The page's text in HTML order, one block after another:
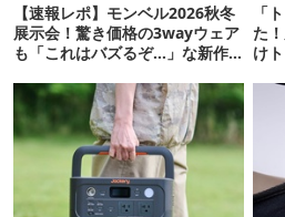
【速報レポ】モンベル2026秋冬
展示会！驚き価格の3wayウェア
も「これはバズるぞ…」な新作
「
た
け